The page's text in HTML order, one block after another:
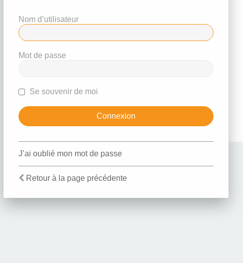
Nom d’utilisateur
Mot de passe
Se souvenir de moi
J’ai oublié mon mot de passe
Retour à la page précédente